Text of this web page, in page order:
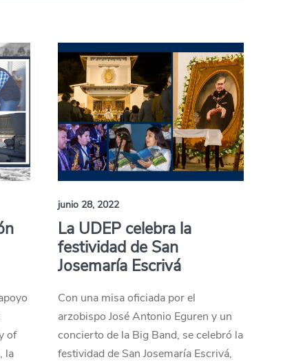
of
la
junio 28, 2022
La UDEP celebra la
festividad de San
Josemaría Escrivá
Con una misa oficiada por el
arzobispo José Antonio Eguren y un
concierto de la Big Band, se celebró la
festividad de San Josemaría Escrivá,